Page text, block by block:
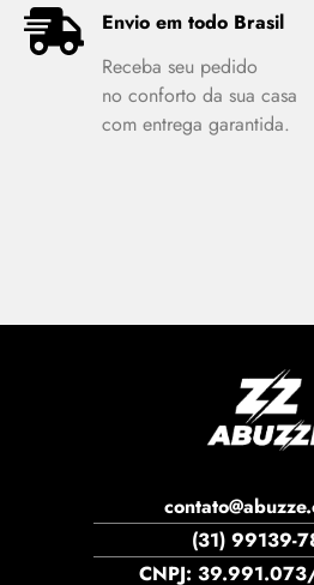
Envio em todo Brasil
Receba seu pedido
no conforto da sua casa
com entrega garantida.
(31) 99139-
CNPJ: